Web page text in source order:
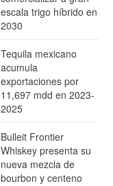
escala trigo híbrido en
2030
Tequila mexicano
acumula
exportaciones por
11,697 mdd en 2023-
2025
Bulleit Frontier
Whiskey presenta su
nueva mezcla de
bourbon y centeno